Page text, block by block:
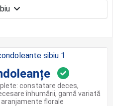
constatare deces,
înhumării, gamă variată
florale